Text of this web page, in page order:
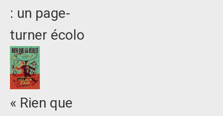
: un page-
turner écolo
« Rien que